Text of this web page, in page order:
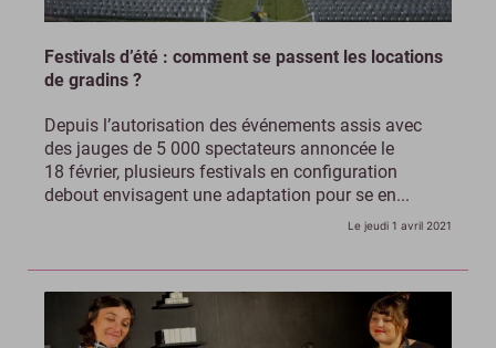
Festivals d’été : comment se passent les locations
de gradins ?
Depuis l’autorisation des événements assis avec
des jauges de 5 000 spectateurs annoncée le
18 février, plusieurs festivals en configuration
debout envisagent une adaptation pour se en...
Le jeudi 1 avril 2021